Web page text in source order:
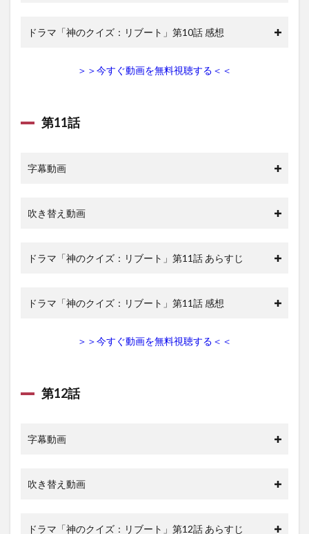
ドラマ「神のクイズ：リブート」第10話 感想
＞＞今すぐ動画を無料視聴する＜＜
第11話
字幕動画
吹き替え動画
ドラマ「神のクイズ：リブート」第11話 あらすじ
ドラマ「神のクイズ：リブート」第11話 感想
＞＞今すぐ動画を無料視聴する＜＜
第12話
字幕動画
吹き替え動画
ドラマ「神のクイズ：リブート」第12話 あらすじ